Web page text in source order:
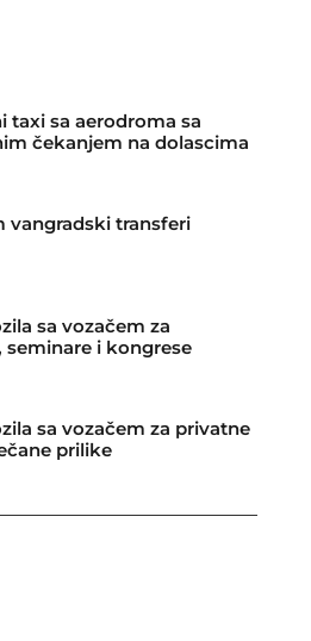
taxi sa aerodroma sa
čekanjem na dolascima
vangradski transferi
sa vozačem za
seminare i kongrese
sa vozačem za privatne
prilike